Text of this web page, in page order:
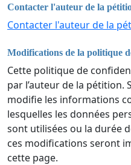
Contacter l'auteur de la
Contacter l'auteur de la
Modifications de la politique
Cette politique de
par l’auteur de la pétition.
modifie les informations
lesquelles les données
sont utilisées ou la durée
ces modifications seront
cette page.